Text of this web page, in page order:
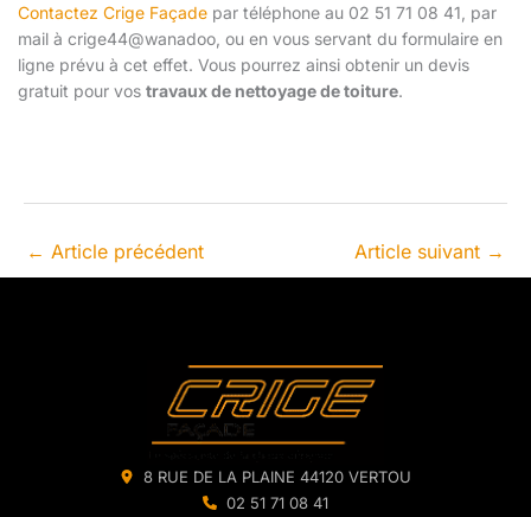
Contactez Crige Façade par téléphone au 02 51 71 08 41, par
mail à crige44@wanadoo, ou en vous servant du formulaire en
ligne prévu à cet effet. Vous pourrez ainsi obtenir un devis
gratuit pour vos travaux de nettoyage de toiture.
← Article précédent Article suivant →
8 RUE DE LA PLAINE 44120 VERTOU
02 51 71 08 41